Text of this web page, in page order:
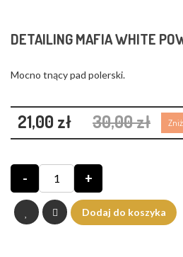
DETAILING MAFIA WHITE
Mocno tnący pad polerski.
21,00 zł 30,00 zł
- +
Dodaj do koszyka